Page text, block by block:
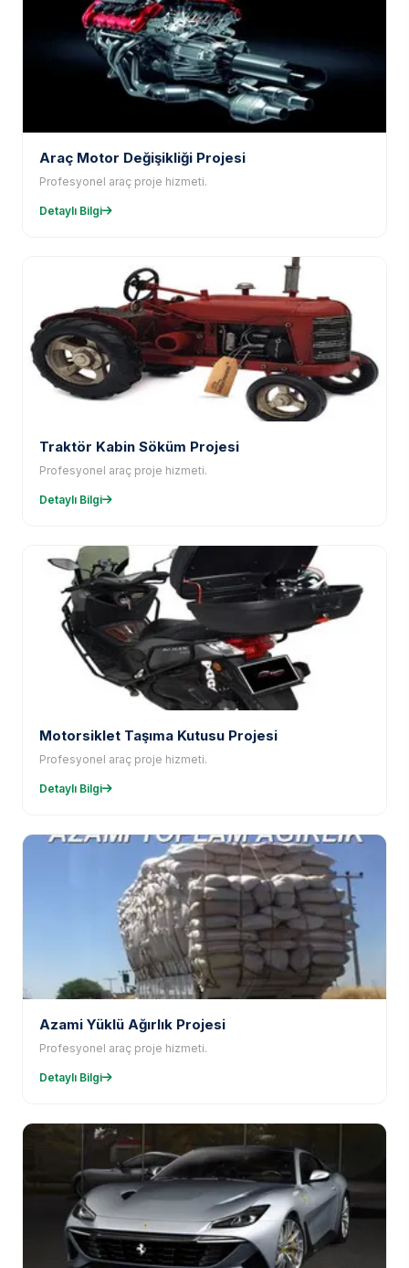
Araç Motor Değişikliği Projesi
Profesyonel araç proje hizmeti.
Detaylı Bilgi
Traktör Kabin Söküm Projesi
Profesyonel araç proje hizmeti.
Detaylı Bilgi
Motorsiklet Taşıma Kutusu Projesi
Profesyonel araç proje hizmeti.
Detaylı Bilgi
Azami Yüklü Ağırlık Projesi
Profesyonel araç proje hizmeti.
Detaylı Bilgi